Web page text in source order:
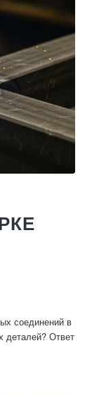
соединений в
деталей? Ответ